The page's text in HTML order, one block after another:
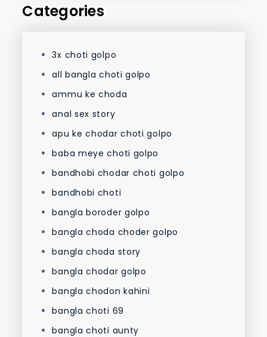
Categories
3x choti golpo
all bangla choti golpo
ammu ke choda
anal sex story
apu ke chodar choti golpo
baba meye choti golpo
bandhobi chodar choti golpo
bandhobi choti
bangla boroder golpo
bangla choda choder golpo
bangla choda story
bangla chodar golpo
bangla chodon kahini
bangla choti 69
bangla choti aunty